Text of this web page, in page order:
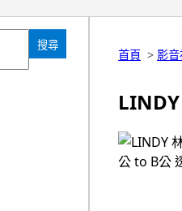
搜尋
首頁 > 影